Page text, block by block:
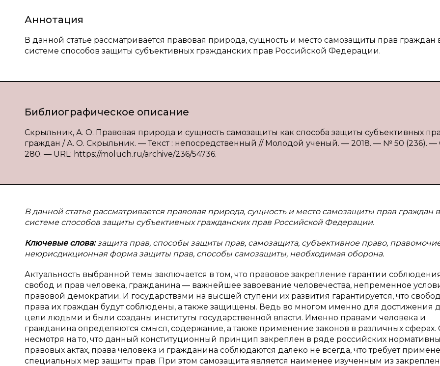
Аннотация
В данной статье рассматривается правовая природа, сущность и место самозащиты прав граждан
системе способов защиты субъективных гражданских прав Российской Федерации.
Библиографическое описание
Скрыльник, А. О. Правовая природа и сущность самозащиты как способа защиты субъективных
граждан / А. О. Скрыльник. — Текст : непосредственный // Молодой ученый. — 2018. — № 50 (236). —
280. — URL: https://moluch.ru/archive/236/54736.
В данной статье рассматривается правовая природа, сущность и место самозащиты прав граждан в
системе способов защиты субъективных гражданских прав Российской Федерации.
Ключевые слова:защита прав, способы защиты прав, самозащита, субъективное право,
неюрисдикционная форма защиты прав, способы самозащиты, необходимая оборона.
Актуальность выбранной темы заключается в том, что правовое закрепление гарантии
свобод и прав человека, гражданина — важнейшее завоевание человечества, непременное
правовой демократии. И государствами на высшей ступени их развития гарантируется, что
права их граждан будут соблюдены, а также защищены. Ведь во многом именно для достижения
цели людьми и были созданы институты государственной власти. Именно правами человека и
гражданина определяются смысл, содержание, а также применение законов в различных сферах.
несмотря на то, что данный конституционный принцип закреплен в ряде российских
правовых актах, права человека и гражданина соблюдаются далеко не всегда, что требует
специальных мер защиты прав. При этом самозащита является наименее изученным из